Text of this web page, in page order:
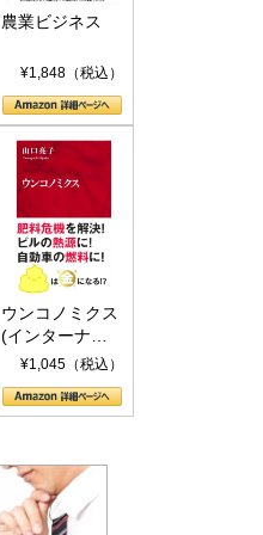
農業ビジネス
¥1,848（税込）
ウンコノミクス
(インターナシ
ョナル新書)
¥1,045（税込）